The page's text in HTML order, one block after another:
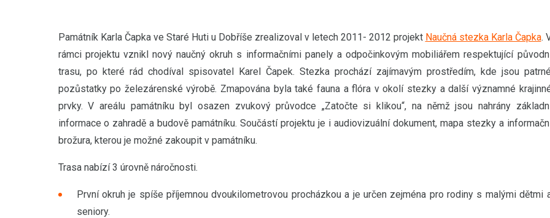
Památník Karla Čapka ve Staré Huti u Dobříše zrealizoval v letech 2011- 2012 projekt Naučná stezka Karla Čapka.
rámci projektu vznikl nový naučný okruh s informačními panely a odpočinkovým mobiliářem respektující
trasu, po které rád chodíval spisovatel Karel Čapek. Stezka prochází zajímavým prostředím, kde jsou patrné
pozůstatky po železárenské výrobě. Zmapována byla také fauna a flóra v okolí stezky a další významné
prvky. V areálu památníku byl osazen zvukový průvodce „Zatočte si klikou“, na němž jsou nahrány
informace o zahradě a budově památníku. Součástí projektu je i audiovizuální dokument, mapa stezky a
brožura, kterou je možné zakoupit v památníku.
Trasa nabízí 3 úrovně náročnosti.
První okruh je spíše příjemnou dvoukilometrovou procházkou a je určen zejména pro rodiny s malými dětmi
seniory.